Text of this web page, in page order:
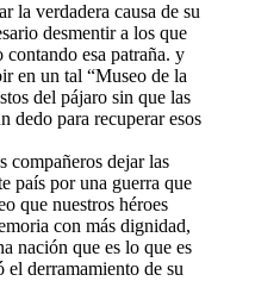
la verdadera causa de su
desmentir a los que
esa patraña. y
en un tal “Museo de la
del pájaro sin que las
dedo para recuperar esos
compañeros dejar las
país por una guerra que
que nuestros héroes
con más dignidad,
nación que es lo que es
derramamiento de su